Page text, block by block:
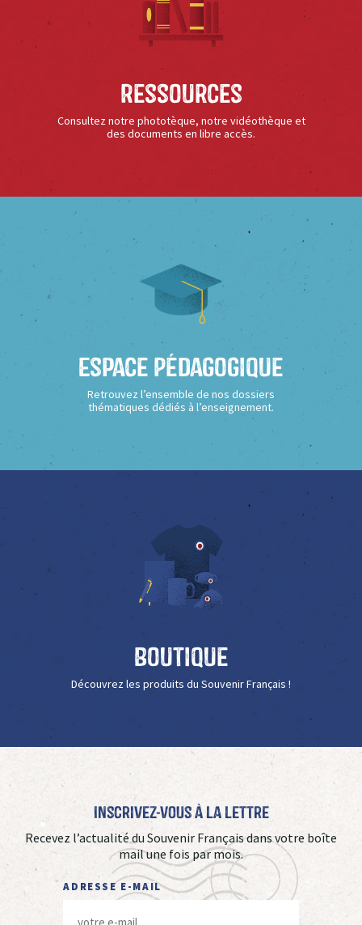
Ressources
Consultez notre phototèque, notre vidéothèque et
des documents en libre accès.
Espace Pédagogique
Retrouvez l’ensemble de nos dossiers
thématiques dédiés à l’enseignement.
Boutique
Découvrez les produits du Souvenir Français !
Inscrivez-vous à La Lettre
Recevez l’actualité du Souvenir Français dans votre boîte
mail une fois par mois.
ADRESSE E-MAIL